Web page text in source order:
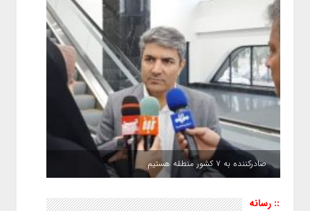
صادرکننده به ۷ کشور منطقه هستیم
:: رسانه